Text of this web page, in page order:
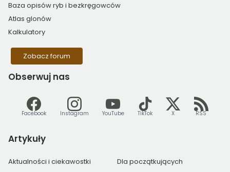
Baza opisów ryb i bezkręgowców
Atlas glonów
Kalkulatory
Zobacz forum
Obserwuj nas
Facebook Instagram YouTube TikTok X RSS
Artykuły
Aktualności i ciekawostki Dla początkujących